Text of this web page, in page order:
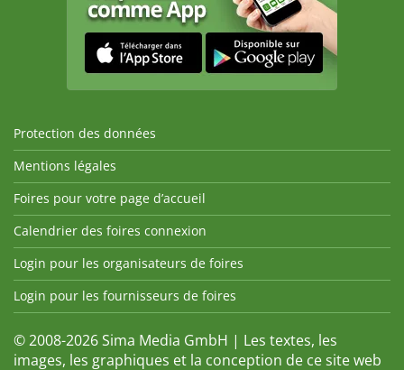
Protection des données
Mentions légales
Foires pour votre page d’accueil
Calendrier des foires connexion
Login pour les organisateurs de foires
Login pour les fournisseurs de foires
© 2008-2026 Sima Media GmbH | Les textes, les
images, les graphiques et la conception de ce site web